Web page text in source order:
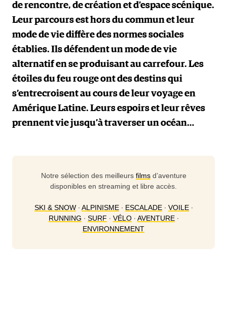
de rencontre, de création et d’espace scénique.
Leur parcours est hors du commun et leur
mode de vie diffère des normes sociales
établies. Ils défendent un mode de vie
alternatif en se produisant au carrefour. Les
étoiles du feu rouge ont des destins qui
s’entrecroisent au cours de leur voyage en
Amérique Latine. Leurs espoirs et leur rêves
prennent vie jusqu’à traverser un océan…
Notre sélection des meilleurs filmsd’aventure
disponibles en streaming et libre accès.
SKI & SNOW∙ ALPINISME∙ ESCALADE∙ VOILE∙
RUNNING ∙ SURF ∙ VÉLO∙ AVENTURE∙
ENVIRONNEMENT